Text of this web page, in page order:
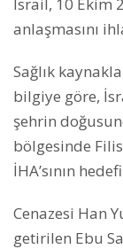
anlaşmasını
Sağlık
bilgiye göre,
şehrin
bölgesinde
İHA’sının
Cenazesi Han
getirilen Ebu